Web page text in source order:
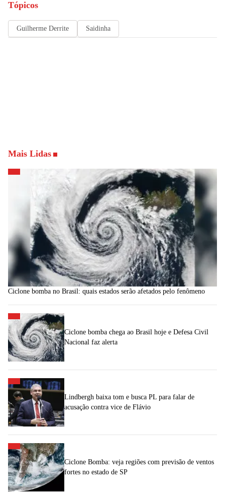
Tópicos
Guilherme Derrite Saidinha
Mais Lidas
Ciclone bomba no Brasil: quais estados serão afetados pelo fenômeno
Ciclone bomba chega ao Brasil hoje e Defesa Civil
Nacional faz alerta
Lindbergh baixa tom e busca PL para falar de
acusação contra vice de Flávio
Ciclone Bomba: veja regiões com previsão de ventos
fortes no estado de SP